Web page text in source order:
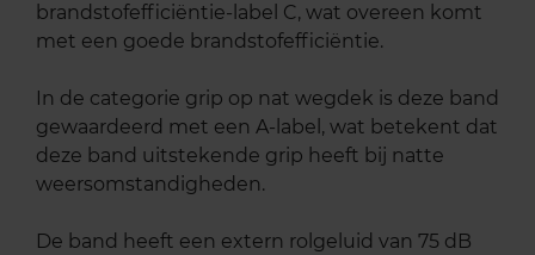
brandstofefficiëntie-label C, wat overeen komt
met een goede brandstofefficiëntie.
In de categorie grip op nat wegdek is deze band
gewaardeerd met een A-label, wat betekent dat
deze band uitstekende grip heeft bij natte
weersomstandigheden.
De band heeft een extern rolgeluid van 75 dB